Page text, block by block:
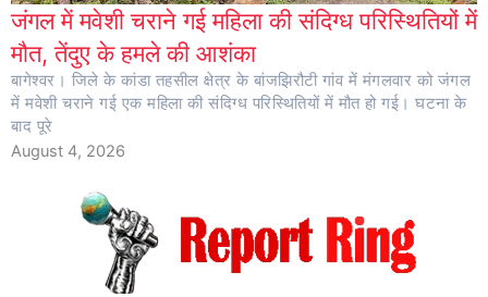
जंगल में मवेशी चराने गई महिला की संदिग्ध परिस्थितियों में
मौत, तेंदुए के हमले की आशंका
बागेश्वर। जिले के कांडा तहसील क्षेत्र के बांजझिरौटी गांव में मंगलवार को जंगल
में मवेशी चराने गई एक महिला की संदिग्ध परिस्थितियों में मौत हो गई। घटना के
बाद पूरे
August 4, 2026